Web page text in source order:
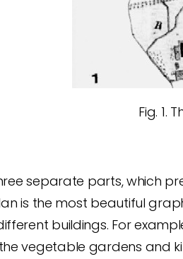
Fig. 1.
separate parts, which
is the most beautiful
buildings. For
vegetable gardens and